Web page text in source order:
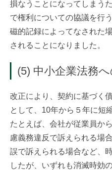
損なうことになってしまう
で権利についての協議を行
磁的記録によってなされた
されることになりました。
(5) 中小企業法務
改正により、契約に基づく
として、10年から５年に短
たとえば、会社が従業員か
慮義務違反で訴えられる場
誤で訴えられる場合など、
したが、いずれも消滅時効